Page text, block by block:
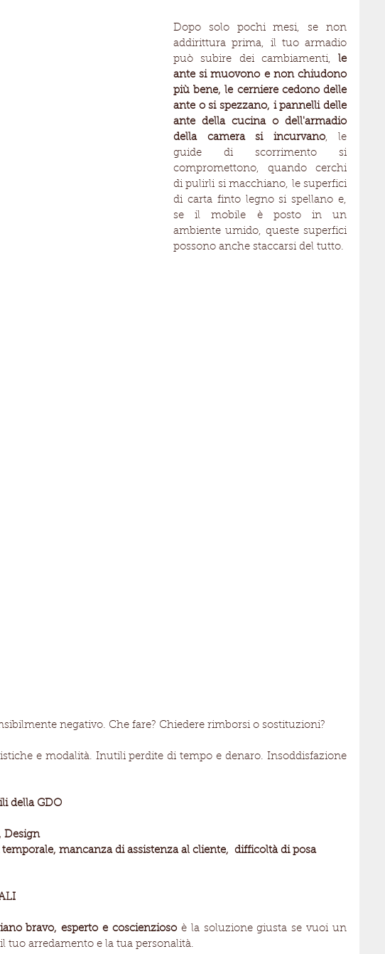
Dopo solo pochi mesi, se non
addirittura prima, il tuo armadio
può subire dei cambiamenti, le
ante si muovono e non chiudono
più bene, le cerniere cedono delle
ante o si spezzano, i pannelli delle
ante della cucina o dell'armadio
della camera si incurvano, le
guide di scorrimento si
compromettono, quando cerchi
di pulirli si macchiano, le superfici
di carta finto legno si spellano e,
se il mobile è posto in un
ambiente umido, queste superfici
possono anche staccarsi del tutto.
negativo. Che fare? Chiedere rimborsi o sostituzioni?
e modalità. Inutili perdite di tempo e denaro. Insoddisfazione
della GDO
Design
temporale, mancanza di assistenza al cliente,  difficoltà di posa
bravo, esperto e coscienzioso è la soluzione giusta se vuoi un
tuo arredamento e la tua personalità.